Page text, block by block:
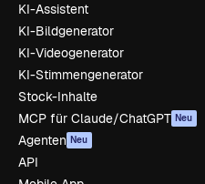
KI-Assistent
KI-Bildgenerator
KI-Videogenerator
KI-Stimmengenerator
Stock-Inhalte
MCP für Claude/ChatGPT Neu
Agenten Neu
API